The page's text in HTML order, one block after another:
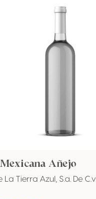
Añejo
Tierra Azul, S.a. De C.v.